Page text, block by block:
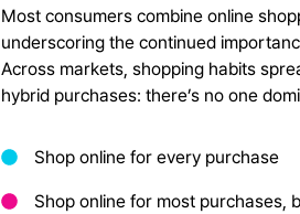
Most consumers combine online
underscoring the continued
Across markets, shopping habits
hybrid purchases: there’s no one
Shop online for every purchase
Shop online for most purchases,